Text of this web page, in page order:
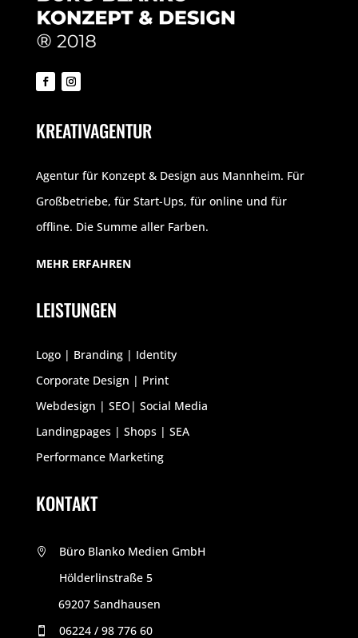
KREATIVAGENTUR
Agentur für Konzept & Design aus Mannheim. Für
Großbetriebe, für Start-Ups, für online und für
offline. Die Summe aller Farben.
MEHR ERFAHREN
LEISTUNGEN
Logo | Branding | Identity
Corporate Design | Print
Webdesign | SEO| Social Media
Landingpages | Shops | SEA
Performance Marketing
KONTAKT
 Büro Blanko Medien GmbH
Hölderlinstraße 5
69207 Sandhausen
 06224 / 98 776 60